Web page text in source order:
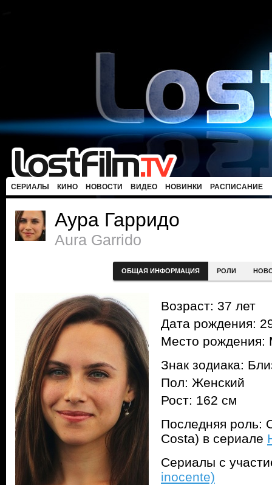
СЕРИАЛЫ КИНО НОВОСТИ ВИДЕО НОВИНКИ РАСПИСАНИЕ
Аура Гарридо
Aura Garrido
ОБЩАЯ ИНФОРМАЦИЯ РОЛИ
Возраст: 37 лет
Дата рождения:
Место рождения:
Знак зодиака:
Пол: Женский
Рост: 162 см
Последняя роль:
Costa) в сериале
Сериалы с
inocente)